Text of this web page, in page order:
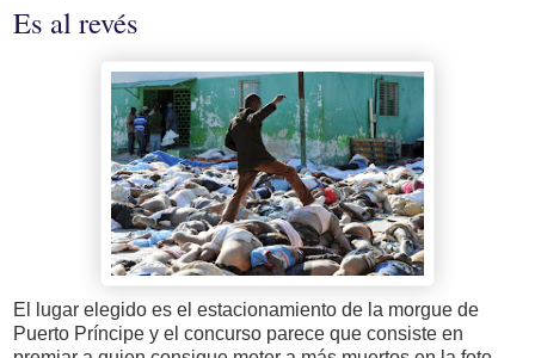
Es al revés
El lugar elegido es el estacionamiento de la morgue de
Puerto Príncipe y el concurso parece que consiste en